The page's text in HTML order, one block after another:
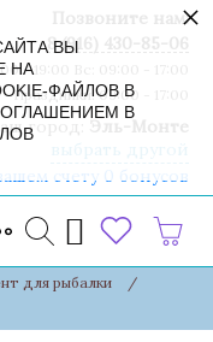
Позвоните нам:
8 (916) 430-85-06
- 19:00 Вс: 09:00 - 17:00
Праздники: 09:00 - 17:00
город:
счету 0 бонусов
для рыбалки
/
ВЫ
НА
ФАЙЛОВ В
В
×